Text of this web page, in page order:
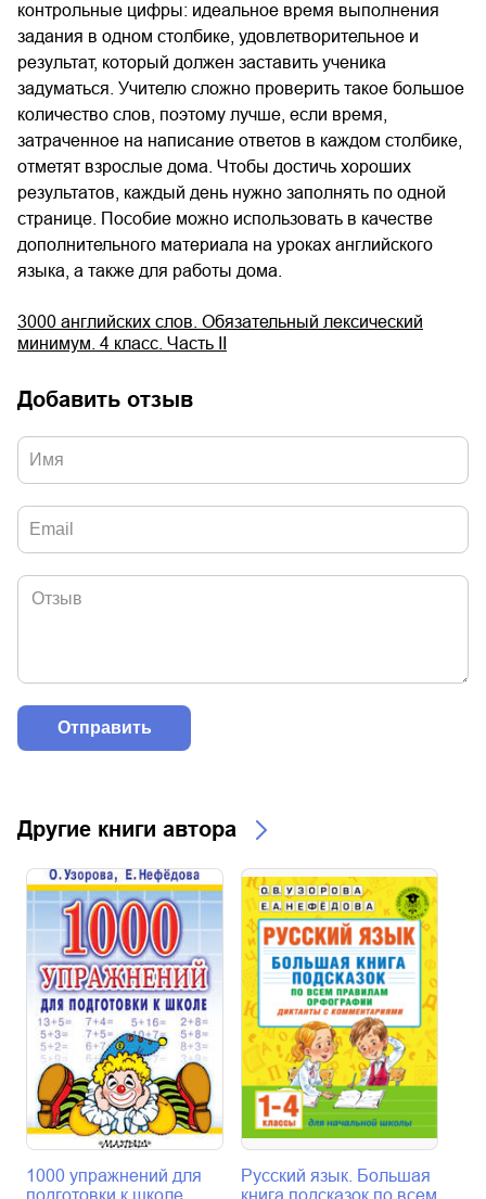
контрольные цифры: идеальное время выполнения
задания в одном столбике, удовлетворительное и
результат, который должен заставить ученика
задуматься. Учителю сложно проверить такое большое
количество слов, поэтому лучше, если время,
затраченное на написание ответов в каждом столбике,
отметят взрослые дома. Чтобы достичь хороших
результатов, каждый день нужно заполнять по одной
странице. Пособие можно использовать в качестве
дополнительного материала на уроках английского
языка, а также для работы дома.
3000 английских слов. Обязательный лексический
минимум. 4 класс. Часть II
Добавить отзыв
Другие книги автора
1000 упражнений для
Русский язык. Большая